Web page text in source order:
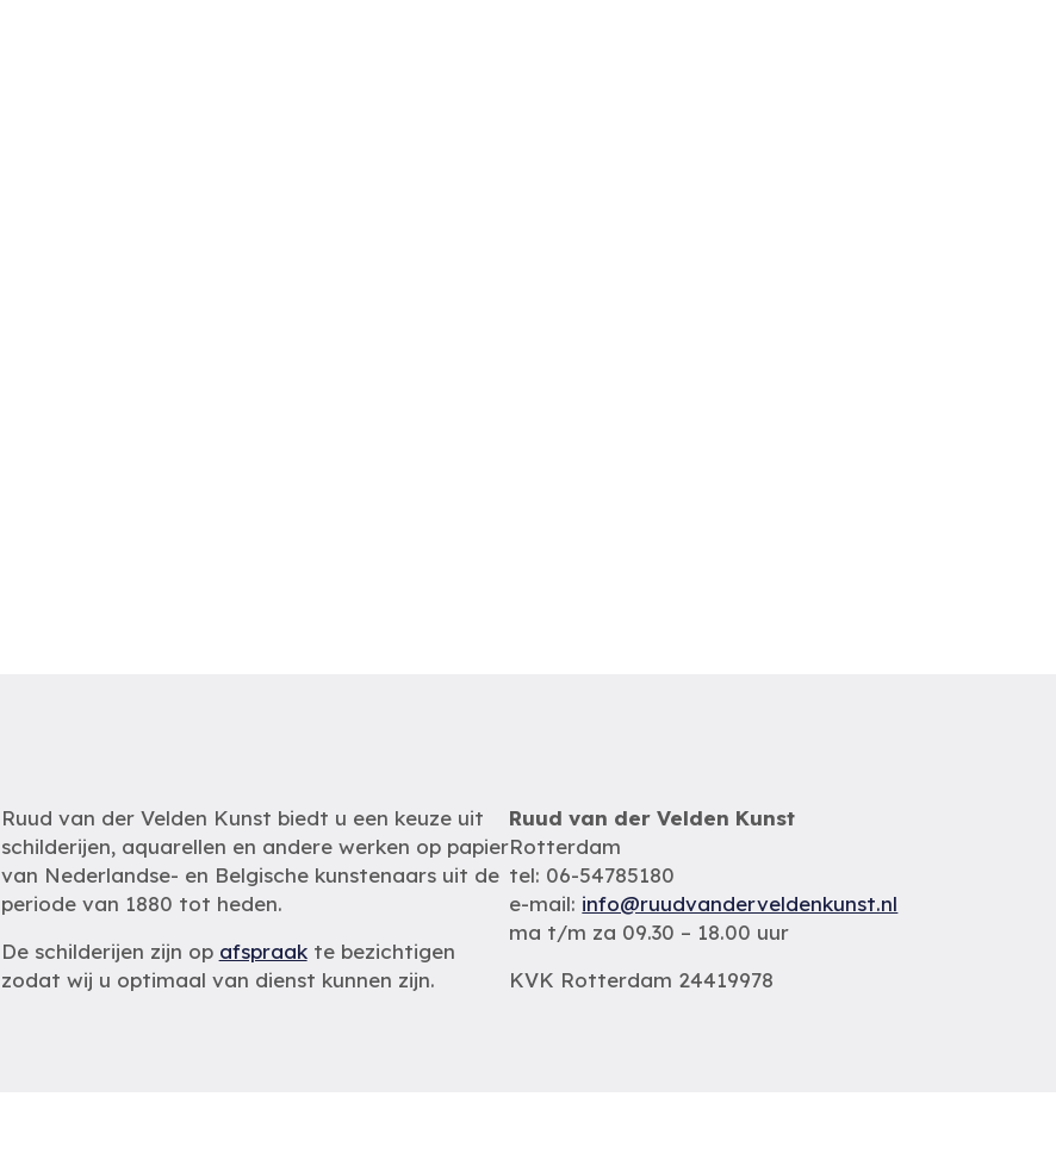
Ruud van der Velden Kunst biedt u een keuze uit
schilderijen, aquarellen en andere werken op papier
van Nederlandse- en Belgische kunstenaars uit de
periode van 1880 tot heden.
De schilderijen zijn op afspraakte bezichtigen
zodat wij u optimaal van dienst kunnen zijn.
Ruud van der Velden Kunst
Rotterdam
tel: 06-54785180
e-mail: info@ruudvanderveldenkunst.nl
ma t/m za 09.30 – 18.00 uur
KVK Rotterdam 24419978